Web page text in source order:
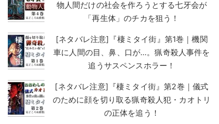
物人間だけの社会を作ろうとする七牙会が
「再生体」のチカを狙う！
[ネタバレ注意]『棲ミタイ街』第1巻｜機関
車に人間の目、鼻、口が…。猟奇殺人事件を
追うサスペンスホラー！
[ネタバレ注意]『棲ミタイ街』第2巻｜儀式
のために顔を切り取る猟奇殺人犯・カオトリ
の正体を追う！